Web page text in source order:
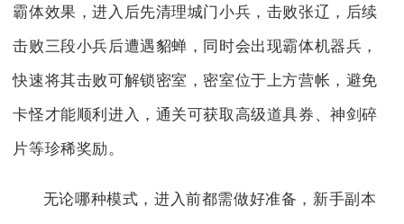
霸体效果，进入后先清理城门小兵，击败张辽，后续
击败三段小兵后遭遇貂蝉，同时会出现霸体机器兵，
快速将其击败可解锁密室，密室位于上方营帐，避免
卡怪才能顺利进入，通关可获取高级道具券、神剑碎
片等珍稀奖励。
无论哪种模式，进入前都需做好准备，新手副本